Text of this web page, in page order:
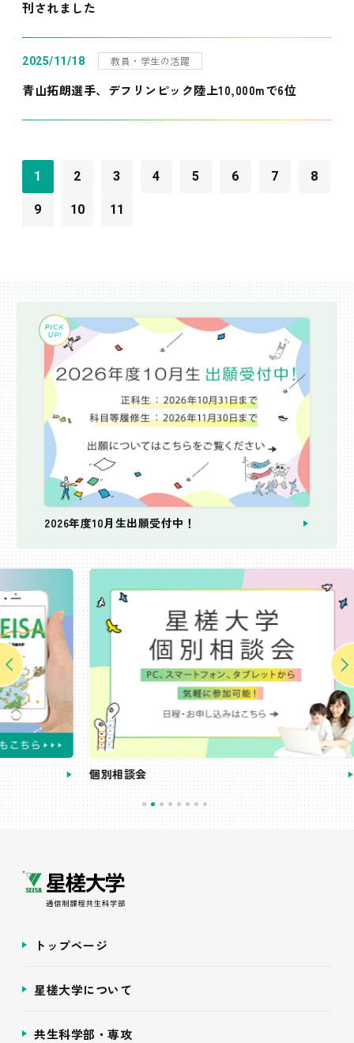
刊されました
2025/11/18 教員・学生の活躍
青山拓朗選手、デフリンピック陸上10,000mで6位
1 2 3 4 5 6 7 8
9 10 11
2026年度10月生出願受付中！
個別相談会 受講
トップページ
星槎大学について
共生科学部・専攻